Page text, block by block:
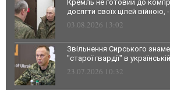
Кремль не готовий до
досягти своїх цілей
03.08.2026 13:02
Звільнення Сирського
"старої гвардії" в
23.07.2026 10:32